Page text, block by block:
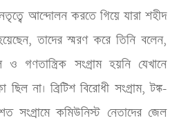
আন্দোলন করতে গিয়ে যারা শহীদ
তাদের স্মরণ করে তিনি বলেন,
গণতান্ত্রিক সংগ্রাম হয়নি যেখানে
না। ব্রিটিশ বিরোধী সংগ্রাম, টঙ্ক-
সংগ্রামে কমিউনিস্ট নেতাদের জেল